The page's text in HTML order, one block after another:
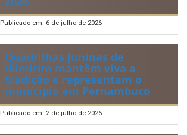
Publicado em: 6 de julho de 2026
Quadrilhas Juninas de
Ibimirim mantêm viva a
tradição e representam o
munícipio em Pernambuco
Publicado em: 2 de julho de 2026